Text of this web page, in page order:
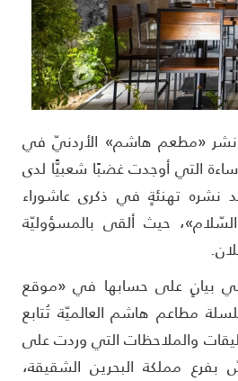
هاشم» الأردنيّ في
التي أوجدت غضبًا شعبيًّا لدى
تهنئةٍ في ذكرى عاشوراء
حيث ألقى بالمسؤوليّة
على حسابها في «موقع
مطاعم هاشم العالميّة تُتابع
والملاحظات التي وردت على
مملكة البحرين الشقيقة،